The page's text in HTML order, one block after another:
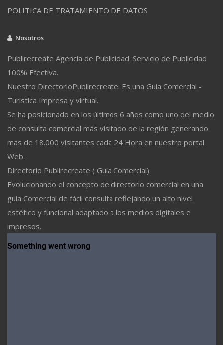
POLITICA DE TRATAMIENTO DE DATOS
Nosotros
Publirecreate Agencia de Publicidad .Servicio de Publicidad
100% Efectiva.
Nuestro DirectorioPublirecreate. Es una Guía Comercial -
Turistica Impresa y virtual.
Se ha posicionado en los últimos 6 años como uno del medio
de consulta comercial más visitado de la región generando
mas de 18.000 visitantes cada 24 Hora en nuestro portal
Web.
Directorio Publirecreate ( Guía Comercial)
Evolucionando el concepto de directorio comercial en una
guía Comercial de fácil consulta reflejando un alto nivel
estético y funcional adaptado a los medios digitales e
impresos.